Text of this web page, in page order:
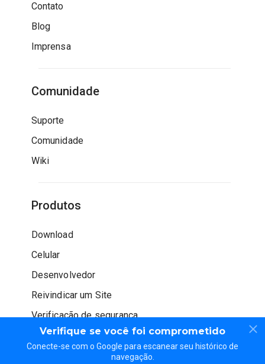
Verifique se você foi comprometido
Conecte-se com o Google para escanear seu histórico de
navegação.
Contato
Blog
Imprensa
Comunidade
Suporte
Comunidade
Wiki
Produtos
Download
Celular
Desenvolvedor
Reivindicar um Site
Verificação de segurança